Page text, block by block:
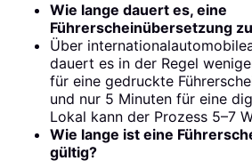
Wie lange dauert es, eine
Führerscheinübersetzung
Über
dauert es in der Regel
für eine gedruckte
und nur 5 Minuten für eine
Lokal kann der Prozess 5–7
Wie lange ist eine
gültig?